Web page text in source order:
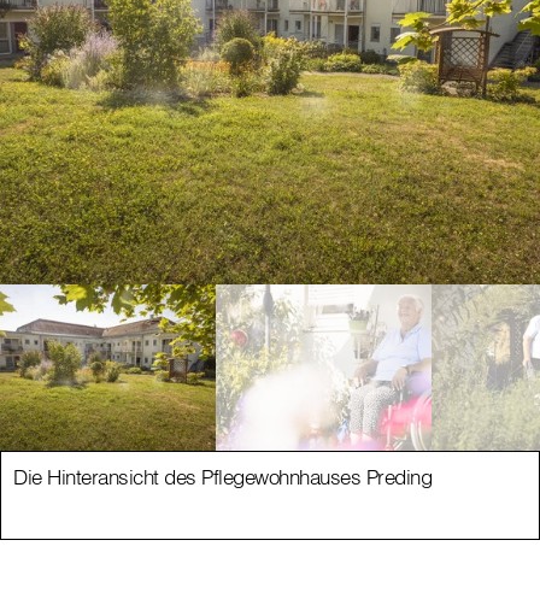
Die Hinteransicht des Pflegewohnhauses Preding